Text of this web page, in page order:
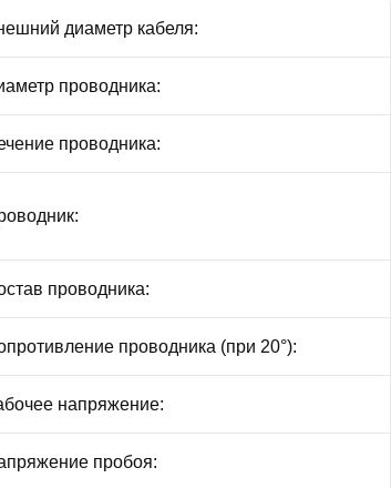
диаметр кабеля:
проводника:
проводника:
проводника:
проводника (при 20°):
напряжение:
пробоя: